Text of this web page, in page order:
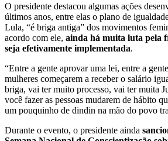
O presidente destacou algumas ações
últimos anos, entre elas o plano de
Lula, “é briga antiga” dos movimentos
acordo com ele, ainda há muita luta pela
seja efetivamente implementada.
“Entre a gente aprovar uma lei, entre a
mulheres começarem a receber o salário
briga, vai ter muito processo, vai ter muita
você fazer as pessoas mudarem de hábito
um pouquinho de dindin na mão do povo
Durante o evento, o presidente ainda